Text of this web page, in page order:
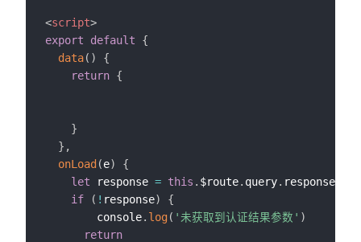
<script>
export
default
{
data( )
{
return {
}
} ,
onLoad (e)
{
let response = this . $route. query. response
if
( ! response)
{
        console
. log( '未获取到认证结果参数' )
return